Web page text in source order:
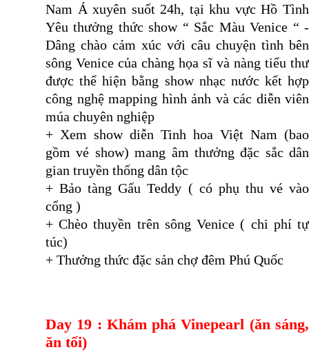
Nam Á xuyên suốt 24h, tại khu vực Hồ Tình
Yêu thưởng thức show “ Sắc Màu Venice “ -
Dâng chào cảm xúc với câu chuyện tình bên
sông Venice của chàng họa sĩ và nàng tiểu thư
được thể hiện bằng show nhạc nước kết hợp
công nghệ mapping hình ảnh và các diễn viên
múa chuyên nghiệp
+ Xem show diễn Tinh hoa Việt Nam (bao
gồm vé show) mang âm thưởng đặc sắc dân
gian truyền thống dân tộc
+ Bảo tàng Gấu Teddy ( có phụ thu vé vào
cổng )
+ Chèo thuyền trên sông Venice ( chi phí tự
túc)
+ Thưởng thức đặc sản chợ đêm Phú Quốc
Day 19 : Khám phá Vinepearl (ăn sáng,
ăn tối)